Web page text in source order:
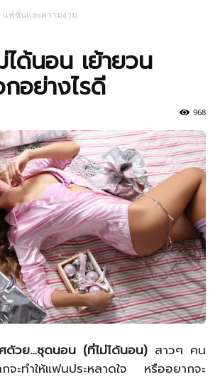
แฟชั่นและความงาม
ด้นอน เย้ายวน
กอย่างไรดี
968
ด้วย…ชุดนอน (ที่ไม่ได้นอน) สาวๆ คน
ะทำให้แฟนประหลาดใจ หรืออยากจะ